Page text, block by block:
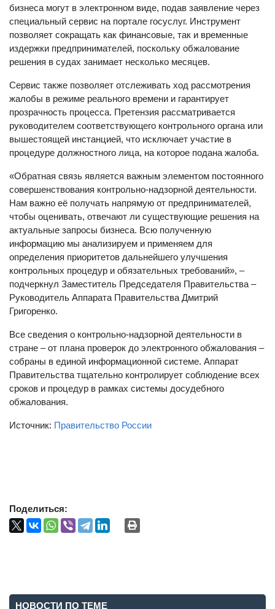
бизнеса могут в электронном виде, подав заявление через
специальный сервис на портале госуслуг. Инструмент
позволяет сокращать как финансовые, так и временные
издержки предпринимателей, поскольку обжалование
решения в судах занимает несколько месяцев.
Сервис также позволяет отслеживать ход рассмотрения
жалобы в режиме реального времени и гарантирует
прозрачность процесса. Претензия рассматривается
руководителем соответствующего контрольного органа или
вышестоящей инстанцией, что исключает участие в
процедуре должностного лица, на которое подана жалоба.
«Обратная связь является важным элементом постоянного
совершенствования контрольно-надзорной деятельности.
Нам важно её получать напрямую от предпринимателей,
чтобы оценивать, отвечают ли существующие решения на
актуальные запросы бизнеса. Всю полученную
информацию мы анализируем и применяем для
определения приоритетов дальнейшего улучшения
контрольных процедур и обязательных требований», –
подчеркнул Заместитель Председателя Правительства –
Руководитель Аппарата Правительства Дмитрий
Григоренко.
Все сведения о контрольно-надзорной деятельности в
стране – от плана проверок до электронного обжалования –
собраны в единой информационной системе. Аппарат
Правительства тщательно контролирует соблюдение всех
сроков и процедур в рамках системы досудебного
обжалования.
Источник: Правительство России
Поделиться:
НОВОСТИ ПО ТЕМЕ